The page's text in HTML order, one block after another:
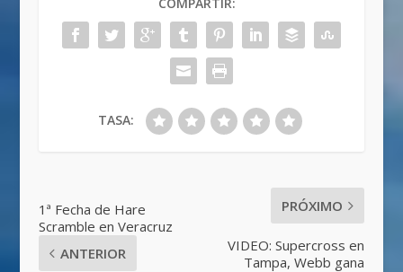
TASA:
1ª Fecha de Hare
Scramble en Veracruz
ANTERIOR
PRÓXIMO
VIDEO: Supercross en
Tampa, Webb gana